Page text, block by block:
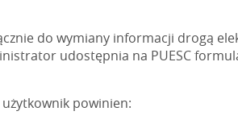
do wymiany informacji drogą
udostępnia na PUESC
użytkownik powinien: